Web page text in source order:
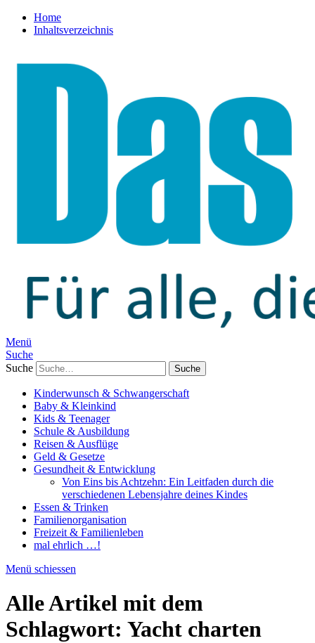
Home
Inhaltsverzeichnis
Menü
Suche
Suche
Kinderwunsch & Schwangerschaft
Baby & Kleinkind
Kids & Teenager
Schule & Ausbildung
Reisen & Ausflüge
Geld & Gesetze
Gesundheit & Entwicklung
Von Eins bis Achtzehn: Ein Leitfaden durch die
verschiedenen Lebensjahre deines Kindes
Essen & Trinken
Familienorganisation
Freizeit & Familienleben
mal ehrlich …!
Menü schiessen
Alle Artikel mit dem
Schlagwort: Yacht charten